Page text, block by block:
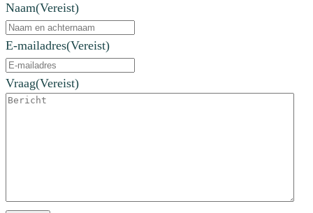
Naam(Vereist)
E-mailadres(Vereist)
Vraag(Vereist)